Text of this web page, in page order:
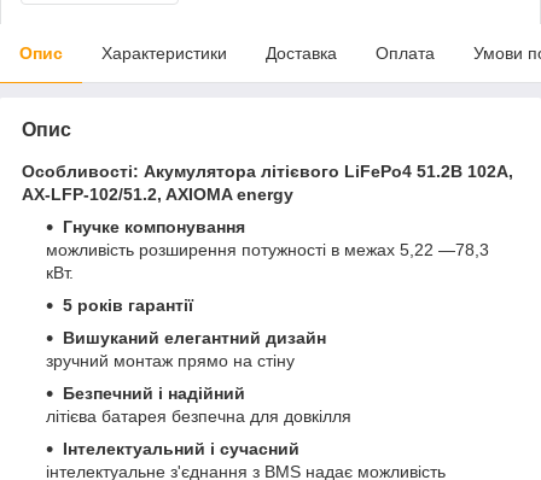
Опис Характеристики Доставка Оплата Умови
Опис
Особливості: Акумулятора літієвого LiFePo4 51.2В 102A,
AX-LFP-102/51.2, AXIOMA energy
Гнучке компонування
можливість розширення потужності в межах 5,22 —78,3
кВт.
5 років гарантії
Вишуканий елегантний дизайн
зручний монтаж прямо на стіну
Безпечний і надійний
літієва батарея безпечна для довкілля
Інтелектуальний і сучасний
інтелектуальне з'єднання з BMS надає можливість